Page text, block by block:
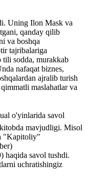
Uning Ilon Mask va
qanday qilib
va boshqa
tajribalariga
tili sodda, murakkab
nafaqat biznes,
ajralib turish
maslahatlar va
o'yinlarida savol
mavjudligi. Misol
"Kapitoliy"
haqida savol tushdi.
uchratishingiz